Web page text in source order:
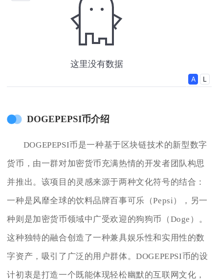
DOGEPEPSI币介绍
DOGEPEPSI币是一种基于区块链技术的新型数字
货币，由一群对加密货币充满热情的开发者团队构思
并推出。该项目的灵感来源于两种文化符号的结合：
一种是风靡全球的饮料品牌百事可乐（Pepsi），另一
种则是加密货币领域中广受欢迎的狗狗币（Doge）。
这种独特的融合创造了一种兼具娱乐性和实用性的数
字资产，吸引了广泛的用户群体。DOGEPEPSI币的设
计初衷是打造一个既能体现轻松幽默的互联网文化，